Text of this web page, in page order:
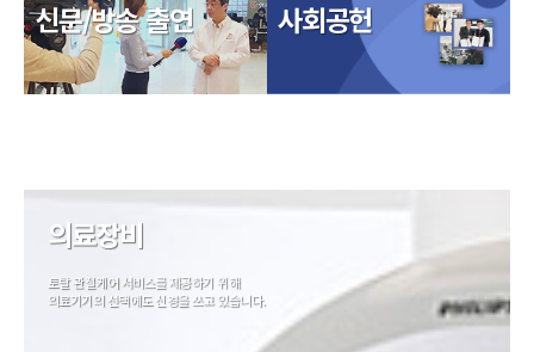
신문/방송 출연 사회공헌
의료장비
토탈 관절케어 서비스를 제공하기 위해
의료기기의 선택에도 신경을 쓰고 있습니다.